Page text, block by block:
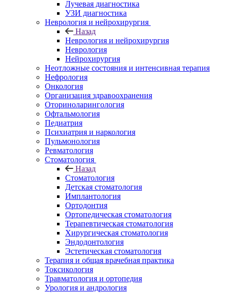
Лучевая диагностика
УЗИ диагностика
Неврология и нейрохирургия
Назад
Неврология и нейрохирургия
Неврология
Нейрохирургия
Неотложные состояния и интенсивная терапия
Нефрология
Онкология
Организация здравоохранения
Оториноларингология
Офтальмология
Педиатрия
Психиатрия и наркология
Пульмонология
Ревматология
Стоматология
Назад
Стоматология
Детская стоматология
Имплантология
Ортодонтия
Ортопедическая стоматология
Терапевтическая стоматология
Хирургическая стоматология
Эндодонтология
Эстетическая стоматология
Терапия и общая врачебная практика
Токсикология
Травматология и ортопедия
Урология и андрология